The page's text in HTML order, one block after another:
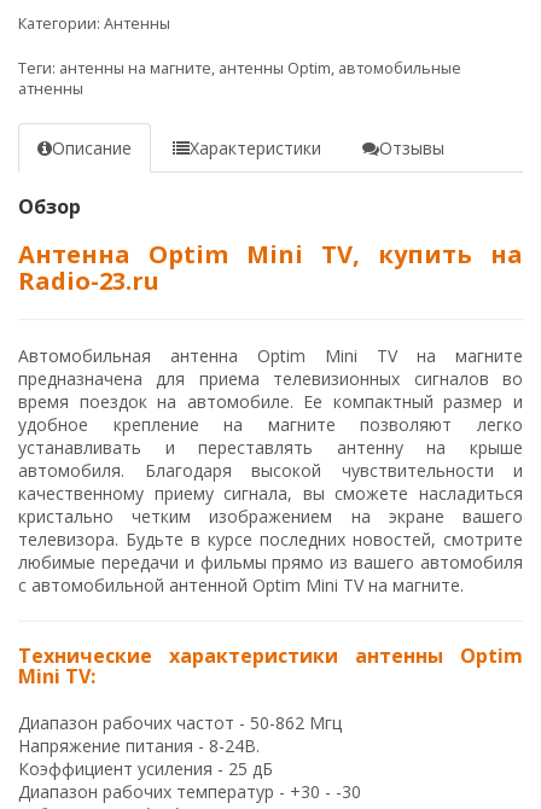
Категории: Антенны
Теги: антенны на магните, антенны Optim, автомобильные
атненны
Описание Характеристики Отзывы
Обзор
Антенна Optim Mini TV, купить на
Radio-23.ru
Автомобильная антенна Optim Mini TV на магните
предназначена для приема телевизионных сигналов во
время поездок на автомобиле. Ее компактный размер и
удобное крепление на магните позволяют легко
устанавливать и переставлять антенну на крыше
автомобиля. Благодаря высокой чувствительности и
качественному приему сигнала, вы сможете насладиться
кристально четким изображением на экране вашего
телевизора. Будьте в курсе последних новостей, смотрите
любимые передачи и фильмы прямо из вашего автомобиля
с автомобильной антенной Optim Mini TV на магните.
Технические характеристики антенны Optim
Mini TV:
Диапазон рабочих частот - 50-862 Мгц
Напряжение питания - 8-24В.
Коэффициент усиления - 25 дБ
Диапазон рабочих температур - +30 - -30